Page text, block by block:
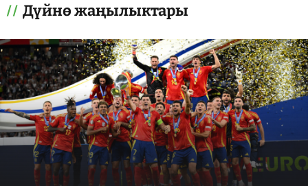
Дүйнө жаңылыктары